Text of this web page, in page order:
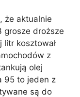
że aktualnie
grosze droższe
litr kosztował
z
olej
95 to jeden z
są do